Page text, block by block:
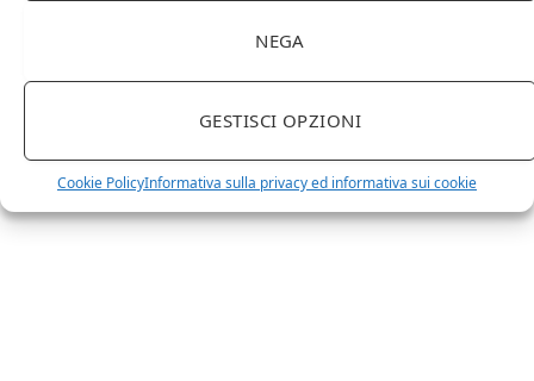
NEGA
GESTISCI OPZIONI
Cookie PolicyInformativa sulla privacy ed informativa sui cookie
prodotti o prodotti per enologia, distillazione, birra?
Non hai un sito web o vuoi un restyling del tuo sito
Sei interessato a comparire in queste pagine?
Contattaci
sarai ricontattato al più presto.